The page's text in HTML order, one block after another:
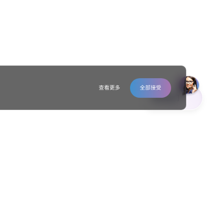
查看更多 全部接受
联系我们